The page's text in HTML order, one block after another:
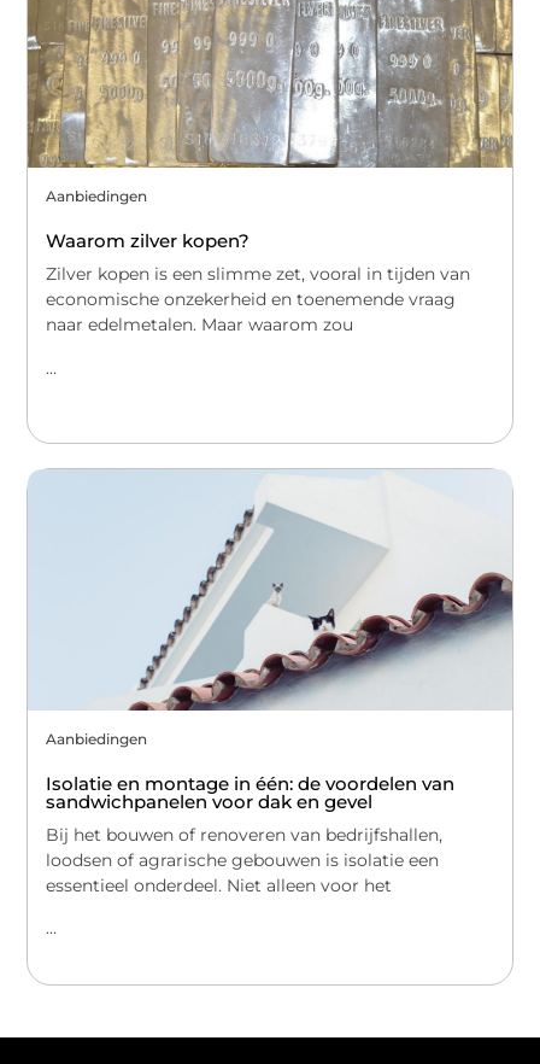
Aanbiedingen
Waarom zilver kopen?
Zilver kopen is een slimme zet, vooral in tijden van
economische onzekerheid en toenemende vraag
naar edelmetalen. Maar waarom zou
...
Aanbiedingen
Isolatie en montage in één: de voordelen van
sandwichpanelen voor dak en gevel
Bij het bouwen of renoveren van bedrijfshallen,
loodsen of agrarische gebouwen is isolatie een
essentieel onderdeel. Niet alleen voor het
...